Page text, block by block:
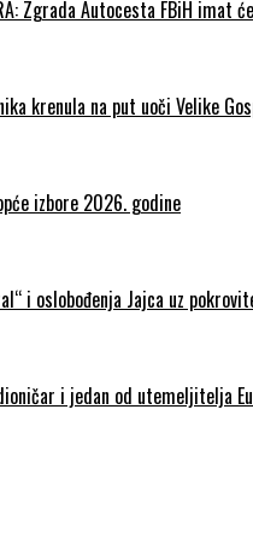
Zgrada Autocesta FBiH
krenula na put uoči Velike
izbore 2026. godine
i oslobođenja Jajca uz
i jedan od utemeljitelja